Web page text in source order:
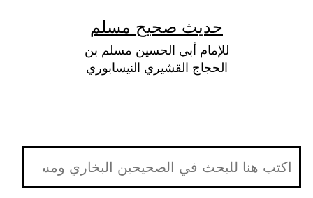
حديث صحيح مسلم
للإمام أبي الحسين مسلم بن
الحجاج القشيري النيسابوري